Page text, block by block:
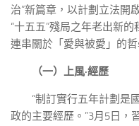
治”新篇章，以計劃立法開
“十五五”殘局之年老出新
連串關於「愛與被愛」的
（一）上風·經歷
“制訂實行五年計劃是
政的主要經歷。”3月5日，